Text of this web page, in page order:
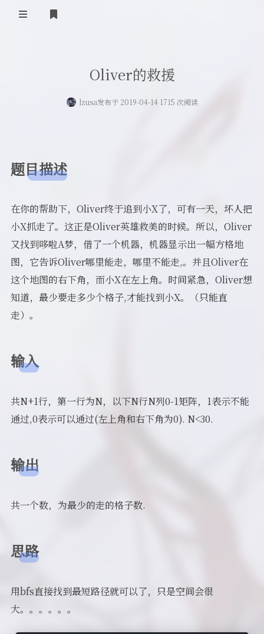
归档
Oliver的救援
lzusa发布于 2019-04-14 1715 次阅读
题目描述
在你的帮助下，Oliver终于追到小X了，可有一天，坏人把
小X抓走了。这正是Oliver英雄救美的时候。所以，Oliver
又找到哆啦A梦，借了一个机器，机器显示出一幅方格地
图，它告诉Oliver哪里能走，哪里不能走,。并且Oliver在
这个地图的右下角，而小X在左上角。时间紧急，Oliver想
知道，最少要走多少个格子,才能找到小X。（只能直
走）。
输入
共N+1行，第一行为N，以下N行N列0-1矩阵，1表示不能
通过,0表示可以通过(左上角和右下角为0). N<30.
输出
共一个数，为最少的走的格子数.
思路
用bfs直接找到最短路径就可以了，只是空间会很
大。。。。。。